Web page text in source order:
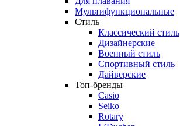
Мультифункциональные
Стиль
Классический стиль
Дизайнерские
Военный стиль
Спортивный стиль
Дайверские
Топ-бренды
Casio
Seiko
Rotary